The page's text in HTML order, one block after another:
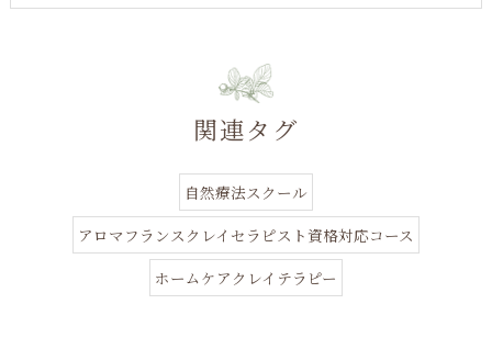
関連タグ
自然療法スクール
アロマフランスクレイセラピスト資格対応コース
ホームケアクレイテラピー